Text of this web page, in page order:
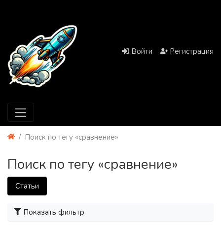
Войти Регистрация
Поиск по тегу «сравнение»
Поиск по тегу «сравнение»
Статьи
Показать фильтр